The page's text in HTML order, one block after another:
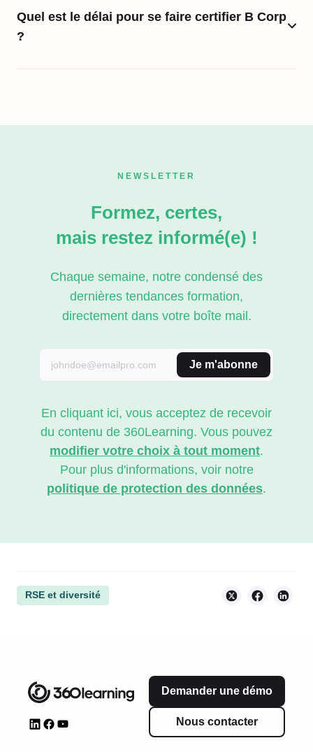
Quel est le délai pour se faire certifier B Corp
?
NEWSLETTER
Formez, certes,
mais restez informé(e) !
Chaque semaine, notre condensé des
dernières tendances formation,
directement dans votre boîte mail.
Je m'abonne
En cliquant ici, vous acceptez de recevoir
du contenu de 360Learning. Vous pouvez
modifier votre choix à tout moment.
Pour plus d'informations, voir notre
politique de protection des données.
RSE et diversité
Demander une démo
Nous contacter